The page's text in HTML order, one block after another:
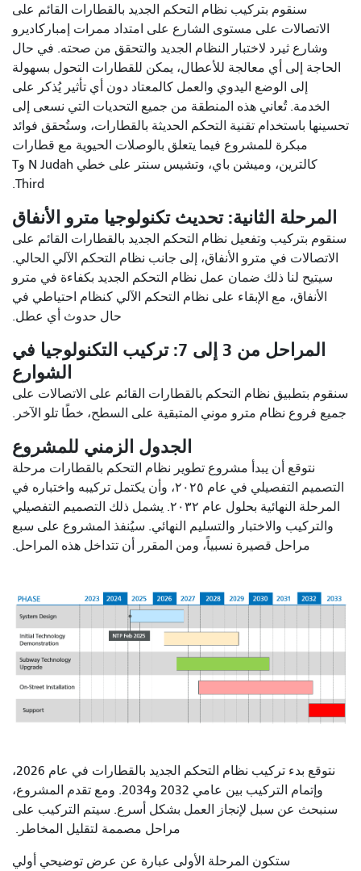
سنقوم بتركيب نظام التحكم الجديد بالقطارات القائم على
الاتصالات على مستوى الشارع على امتداد ممرات إمباركاديرو
وشارع ثيرد لاختبار النظام الجديد والتحقق من صحته. في حال
الحاجة إلى أي معالجة للأعطال، يمكن للقطارات التحول بسهولة
إلى الوضع اليدوي والعمل كالمعتاد دون أي تأثير يُذكر على
الخدمة. تُعاني هذه المنطقة من جميع التحديات التي نسعى إلى
تحسينها باستخدام تقنية التحكم الحديثة بالقطارات، وستُحقق فوائد
مبكرة للمشروع فيما يتعلق بالوصلات الحيوية مع قطارات
كالترين، وميشن باي، وتشيس سنتر على خطي N Judah وT
Third.
المرحلة الثانية: تحديث تكنولوجيا مترو الأنفاق
سنقوم بتركيب وتفعيل نظام التحكم الجديد بالقطارات القائم على
الاتصالات في مترو الأنفاق، إلى جانب نظام التحكم الآلي الحالي.
سيتيح لنا ذلك ضمان عمل نظام التحكم الجديد بكفاءة في مترو
الأنفاق، مع الإبقاء على نظام التحكم الآلي كنظام احتياطي في
حال حدوث أي عطل.
المراحل من 3 إلى 7: تركيب التكنولوجيا في
الشوارع
سنقوم بتطبيق نظام التحكم بالقطارات القائم على الاتصالات على
جميع فروع نظام مترو موني المتبقية على السطح، خطًا تلو الآخر.
الجدول الزمني للمشروع
نتوقع أن يبدأ مشروع تطوير نظام التحكم بالقطارات مرحلة
التصميم التفصيلي في عام ٢٠٢٥، وأن يكتمل تركيبه واختباره في
المرحلة النهائية بحلول عام ٢٠٣٢. يشمل ذلك التصميم التفصيلي
والتركيب والاختبار والتسليم النهائي. سيُنفذ المشروع على سبع
مراحل قصيرة نسبياً، ومن المقرر أن تتداخل هذه المراحل.
نتوقع بدء تركيب نظام التحكم الجديد بالقطارات في عام 2026،
وإتمام التركيب بين عامي 2032 و2034. ومع تقدم المشروع،
سنبحث عن سبل لإنجاز العمل بشكل أسرع. سيتم التركيب على
مراحل مصممة لتقليل المخاطر.
ستكون المرحلة الأولى عبارة عن عرض توضيحي أولي